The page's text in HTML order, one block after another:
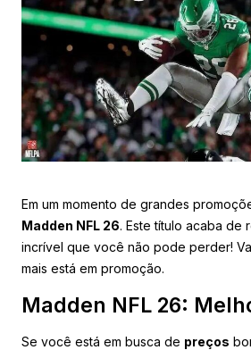
Em um momento de grandes
Madden NFL 26. Este título acaba de
incrível que você não pode perder!
mais está em promoção.
Madden NFL 26:
Se você está em busca de preços